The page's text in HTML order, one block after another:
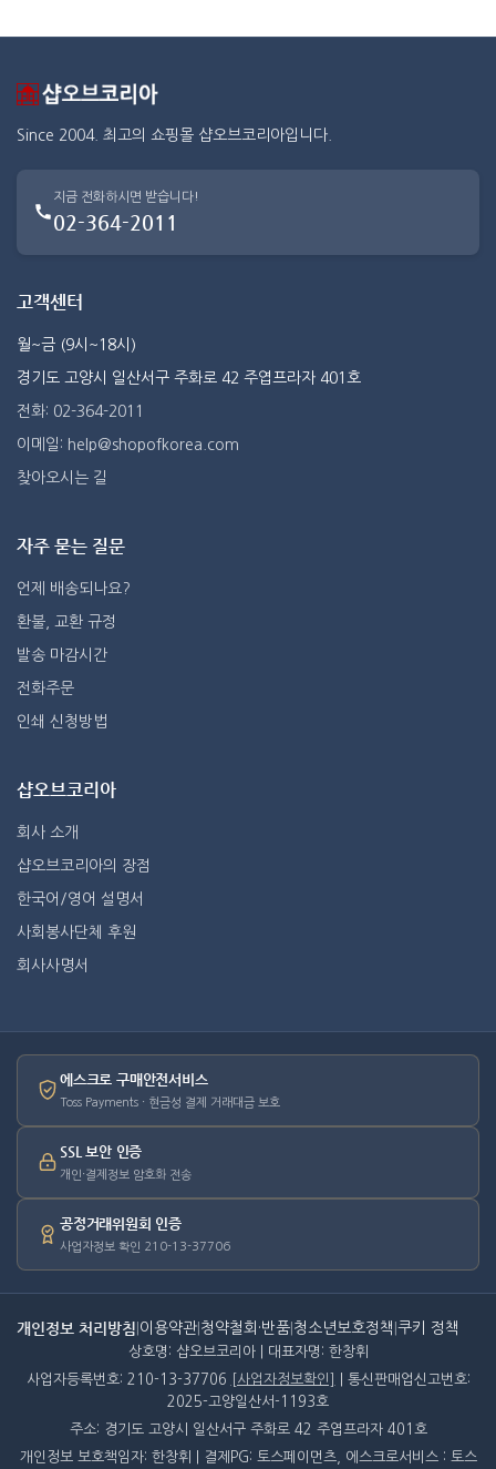
Since 2004. 최고의 쇼핑몰 샵오브코리아입니다.
지금 전화하시면 받습니다!
02-364-2011
고객센터
월~금 (9시~18시)
경기도 고양시 일산서구 주화로 42 주엽프라자 401호
전화: 02-364-2011
이메일: help@shopofkorea.com
찾아오시는 길
자주 묻는 질문
언제 배송되나요?
환불, 교환 규정
발송 마감시간
전화주문
인쇄 신청방법
샵오브코리아
회사 소개
샵오브코리아의 장점
한국어/영어 설명서
사회봉사단체 후원
회사사명서
에스크로 구매안전서비스
Toss Payments · 현금성 결제 거래대금 보호
SSL 보안 인증
개인·결제정보 암호화 전송
공정거래위원회 인증
사업자정보 확인 210-13-37706
개인정보 처리방침 이용약관 청약철회·반품 청소년보호정책 쿠키 정책
상호명: 샵오브코리아 | 대표자명: 한창휘
사업자등록번호: 210-13-37706
[사업자정보확인]
| 통신판매업신고번호:
2025-고양일산서-1193호
주소: 경기도 고양시 일산서구 주화로 42 주엽프라자 401호
개인정보 보호책임자: 한창휘 | 결제PG: 토스페이먼츠, 에스크로서비스 : 토스